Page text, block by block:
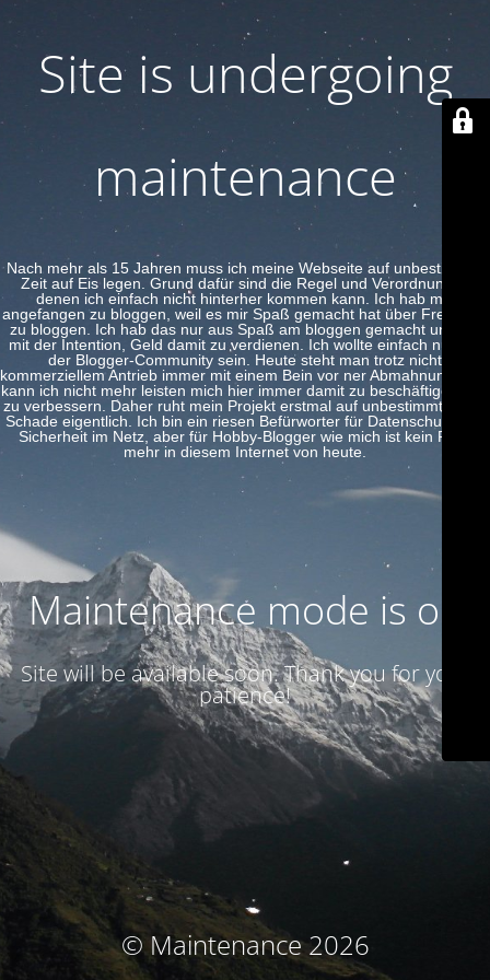
Site is undergoing
maintenance
Nach mehr als 15 Jahren muss ich meine Webseite auf unbestimmte
Zeit auf Eis legen. Grund dafür sind die Regel und Verordnungen
denen ich einfach nicht hinterher kommen kann. Ich hab mal
angefangen zu bloggen, weil es mir Spaß gemacht hat über Freeware
zu bloggen. Ich hab das nur aus Spaß am bloggen gemacht und nie
mit der Intention, Geld damit zu verdienen. Ich wollte einfach nur Teil
der Blogger-Community sein. Heute steht man trotz nicht
kommerziellem Antrieb immer mit einem Bein vor ner Abmahnung. Das
kann ich nicht mehr leisten mich hier immer damit zu beschäftigen und
zu verbessern. Daher ruht mein Projekt erstmal auf unbestimmte Zeit.
Schade eigentlich. Ich bin ein riesen Befürworter für Datenschutz und
Sicherheit im Netz, aber für Hobby-Blogger wie mich ist kein Platz
mehr in diesem Internet von heute.
Maintenance mode is on
Site will be available soon. Thank you for your
patience!
© Maintenance 2026